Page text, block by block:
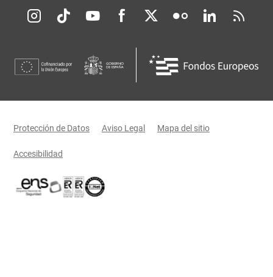
Redes sociales JCCM
Menú legal
Protección de Datos Aviso Legal Mapa del sitio
Accesibilidad